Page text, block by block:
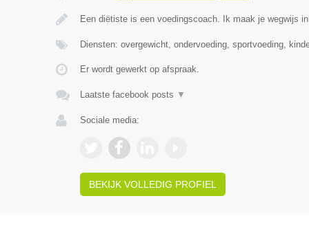
Een diëtiste is een voedingscoach. Ik maak je wegwijs
Diensten: overgewicht, ondervoeding, sportvoeding,
Er wordt gewerkt op afspraak.
Laatste facebook posts ▼
Sociale media:
BEKIJK VOLLEDIG PROFIEL